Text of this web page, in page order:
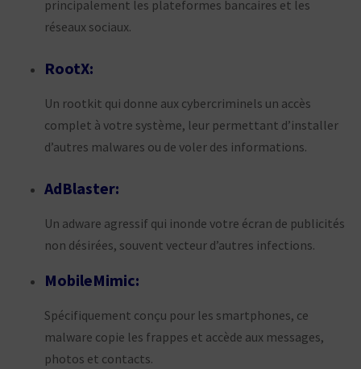
principalement les plateformes bancaires et les
réseaux sociaux.
RootX:
Un rootkit qui donne aux cybercriminels un accès
complet à votre système, leur permettant d’installer
d’autres malwares ou de voler des informations.
AdBlaster:
Un adware agressif qui inonde votre écran de publicités
non désirées, souvent vecteur d’autres infections.
MobileMimic:
Spécifiquement conçu pour les smartphones, ce
malware copie les frappes et accède aux messages,
photos et contacts.